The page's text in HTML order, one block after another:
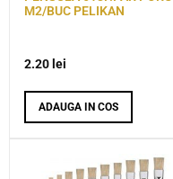
M2/BUC PELIKAN
2.20 lei
ADAUGA IN COS